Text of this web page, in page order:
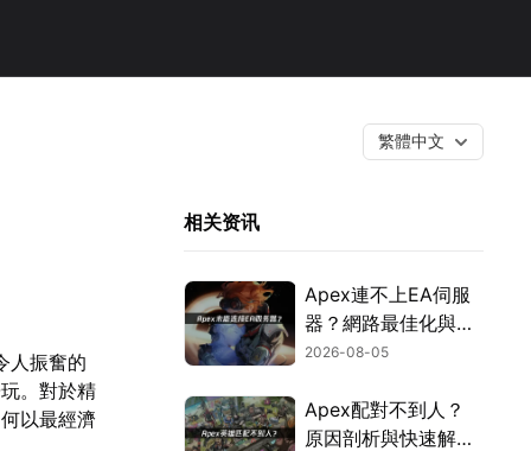
繁體中文
人振奮的
。對於精
以最經濟
相关资讯
Apex連不上EA伺服
器？網路最佳化與疑
難排解全攻略！
2026-08-05
Apex配對不到人？
原因剖析與快速解決